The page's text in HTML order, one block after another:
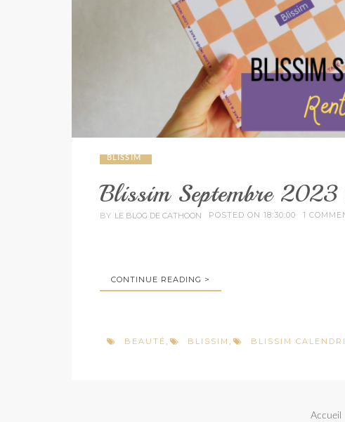
BLISSIM
Blissim Septembre
BY LE BLOG DE CATHOON POSTED ON 18:30:00 1
CONTINUE READING >
BEAUTÉ, BLISSIM , BLISSIM
Accueil